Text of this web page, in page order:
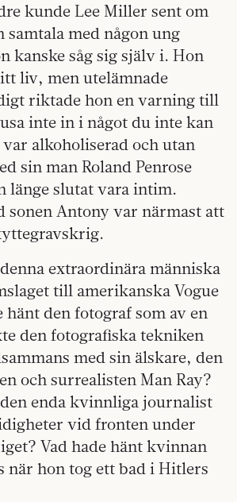
kunde Lee Miller sent om
samtala med någon ung
kanske såg sig själv i. Hon
liv, men utelämnade
riktade hon en varning till
inte in i något du inte kan
alkoholiserad och utan
sin man Roland Penrose
länge slutat vara intim.
sonen Antony var närmast att
extraordinära människa
till amerikanska Vogue
hänt den fotograf som av en
den fotografiska tekniken
med sin älskare, den
och surrealisten Man Ray?
enda kvinnliga journalist
vid fronten under
Vad hade hänt kvinnan
när hon tog ett bad i Hitlers